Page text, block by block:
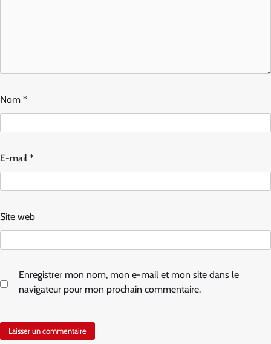
Nom *
E-mail *
Site web
Enregistrer mon nom, mon e-mail et mon site dans le
navigateur pour mon prochain commentaire.